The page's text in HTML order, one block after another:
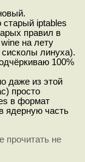
старый iptables
правил в
на лету
линуха).
100%
даже из этой
просто
в формат
ядерную часть
прочитать не